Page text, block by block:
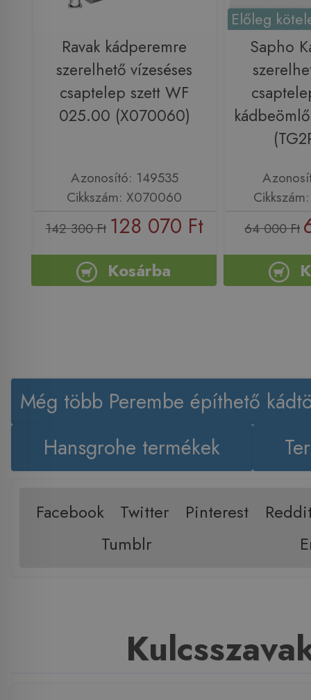
Ravak kádperemre
szerelhető vízeséses
csaptelep szett WF
025.00 (X070060)
Azonosító: 149535
Cikkszám: X070060
142 300 Ft 128 070 Ft
Kosárba
Előleg
Sapho
64 000 Ft
Még több Perembe építhető
Hansgrohe termékek
Facebook Twitter Pinterest
Tumblr